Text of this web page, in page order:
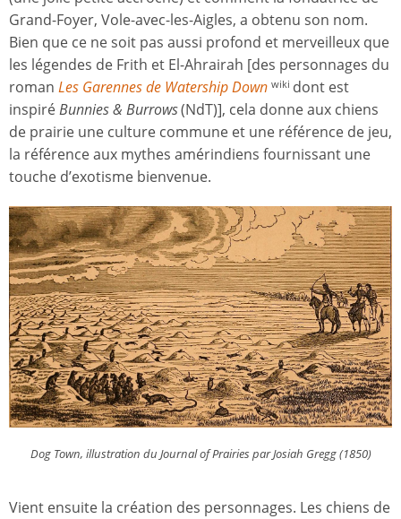
Grand-Foyer, Vole-avec-les-Aigles, a obtenu son nom.
Bien que ce ne soit pas aussi profond et merveilleux que
les légendes de Frith et El-Ahrairah [des personnages du
roman Les Garennes de Watership Down wiki dont est
inspiréBunnies & Burrows(NdT)], cela donne aux chiens
de prairie une culture commune et une référence de jeu,
la référence aux mythes amérindiens fournissant une
touche d’exotisme bienvenue.
Dog Town, illustration du Journal of Prairies par Josiah Gregg (1850)
Vient ensuite la création des personnages. Les chiens de